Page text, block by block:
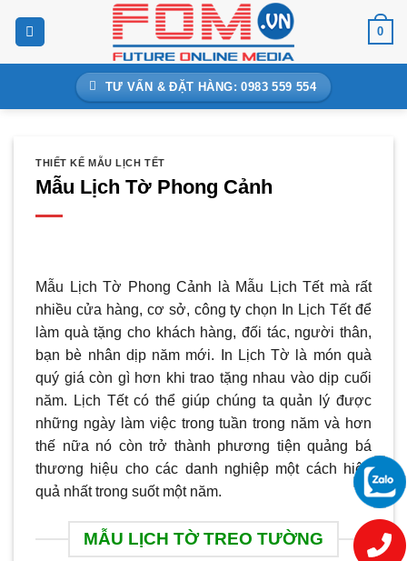
0
TƯ VẤN & ĐẶT HÀNG: 0983 559 554
THIẾT KẾ MẪU LỊCH TẾT
Mẫu Lịch Tờ Phong Cảnh
Mẫu Lịch Tờ Phong Cảnh là Mẫu Lịch Tết mà rất
nhiều cửa hàng, cơ sở, công ty chọn In Lịch Tết để
làm quà tặng cho khách hàng, đối tác, người thân,
bạn bè nhân dịp năm mới. In Lịch Tờ là món quà
quý giá còn gì hơn khi trao tặng nhau vào dịp cuối
năm. Lịch Tết có thể giúp chúng ta quản lý được
những ngày làm việc trong tuần trong năm và hơn
thế nữa nó còn trở thành phương tiện quảng bá
thương hiệu cho các danh nghiệp một cách hiệu
quả nhất trong suốt một năm.
MẪU LỊCH TỜ TREO TƯỜNG